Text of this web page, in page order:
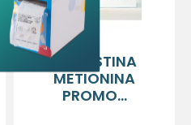
Crea lista dei desideri
Annulla Accedi
LFP CISTINA
METIONINA
PROMO...